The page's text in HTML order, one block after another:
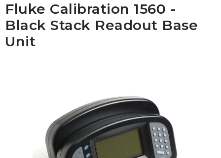
ZÁZNAMNÍKY
KALIBRÁCIA
Fluke Calibration 1560 -
Black Stack Readout Base
Unit